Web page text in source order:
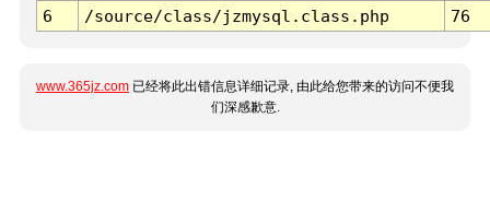
6
/source/class/jzmysql.class.php 76
www.365jz.com 已经将此出错信息详细记录, 由此给您带来的访问不便我
们深感歉意.